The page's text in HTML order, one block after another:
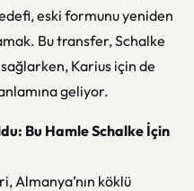
eski formunu yeniden
Bu transfer, Schalke
Karius için de
geliyor.
Bu Hamle Schalke İçin
Almanya’nın köklü